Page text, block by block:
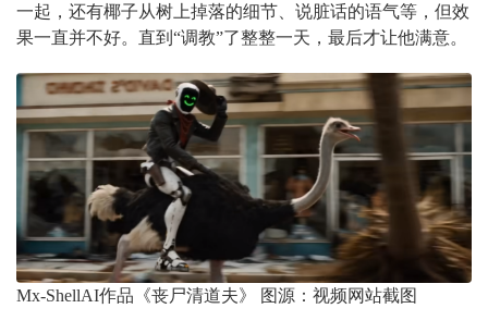
一起，还有椰子从树上掉落的细节、说脏话的语气等，但效
果一直并不好。直到“调教”了整整一天，最后才让他满意。
Mx-ShellAI作品《丧尸清道夫》 图源：视频网站截图